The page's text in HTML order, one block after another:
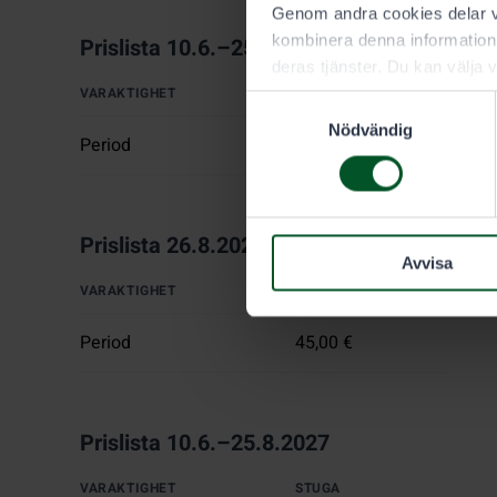
Genom andra cookies delar
kombinera denna
deras tjänster. Du kan välja
Nödvändig
Avvisa
Prislista 10.6.–25.8.2026
VARAKTIGHET STUGA
Period
Prislista 26.8.2026–9.6.2027
VARAKTIGHET STUGA
Period 45,00 €
Prislista 10.6.–25.8.2027
VARAKTIGHET STUGA